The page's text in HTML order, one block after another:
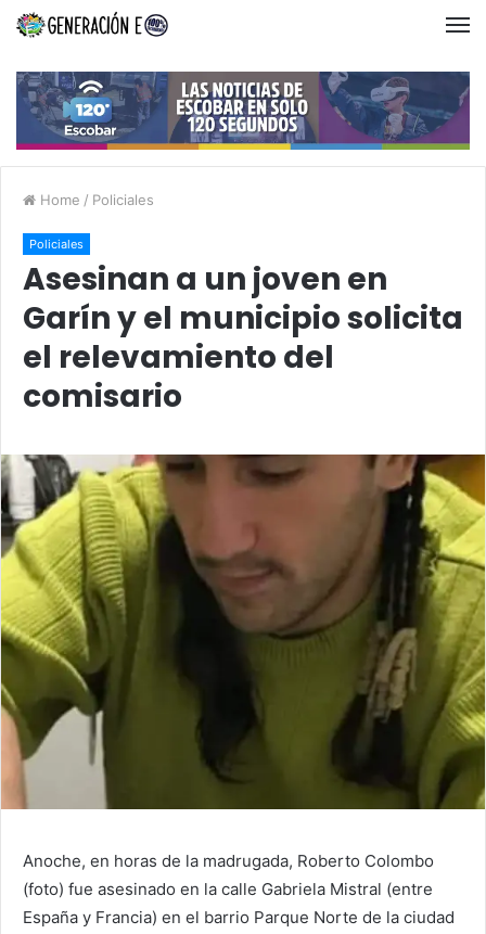
Home / Policiales
Policiales
Asesinan a un joven en
Garín y el municipio solicita
el relevamiento del
comisario
Anoche, en horas de la madrugada, Roberto Colombo
(foto) fue asesinado en la calle Gabriela Mistral (entre
España y Francia) en el barrio Parque Norte de la ciudad